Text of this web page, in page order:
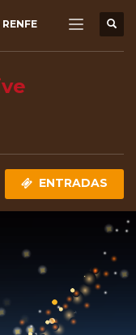
RENFE
ENTRADAS